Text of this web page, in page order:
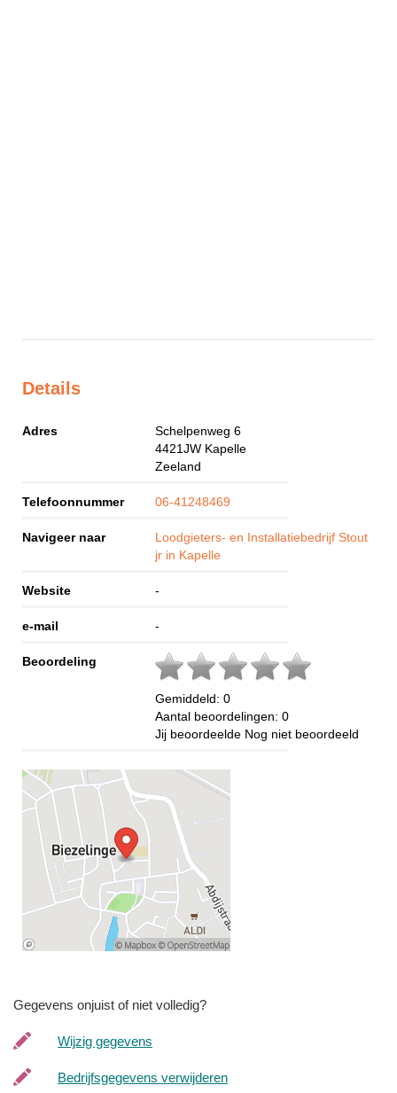
Details
Adres
Schelpenweg 6
4421JW Kapelle
Zeeland
Telefoonnummer 06-41248469
Navigeer naar
Loodgieters- en Installatiebedrijf Stout
jr in Kapelle
Website -
e-mail -
Beoordeling
Gemiddeld: 0
Aantal beoordelingen: 0
Jij beoordeelde Nog niet beoordeeld
Gegevens onjuist of niet volledig?
Wijzig gegevens
Bedrijfsgegevens verwijderen